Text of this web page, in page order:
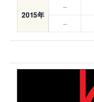
2015年
–
–